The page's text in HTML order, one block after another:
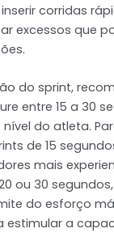
corridas
excessos que
do sprint,
entre 15 a 30
do atleta.
de 15
mais
ou 30
do esforço
estimular a